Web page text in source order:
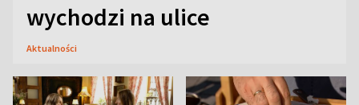
wychodzi na ulice
Aktualności